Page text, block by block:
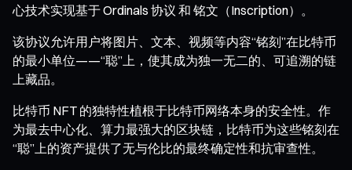
心技术实现基于 Ordinals 协议 和 铭文（Inscription）。
该协议允许用户将图片、文本、视频等内容“铭刻”在比特币
的最小单位——“聪”上，使其成为独一无二的、可追溯的链
上藏品。
比特币 NFT 的独特性植根于比特币网络本身的安全性。作
为最去中心化、算力最强大的区块链，比特币为这些铭刻在
“聪”上的资产提供了无与伦比的最终确定性和抗审查性。